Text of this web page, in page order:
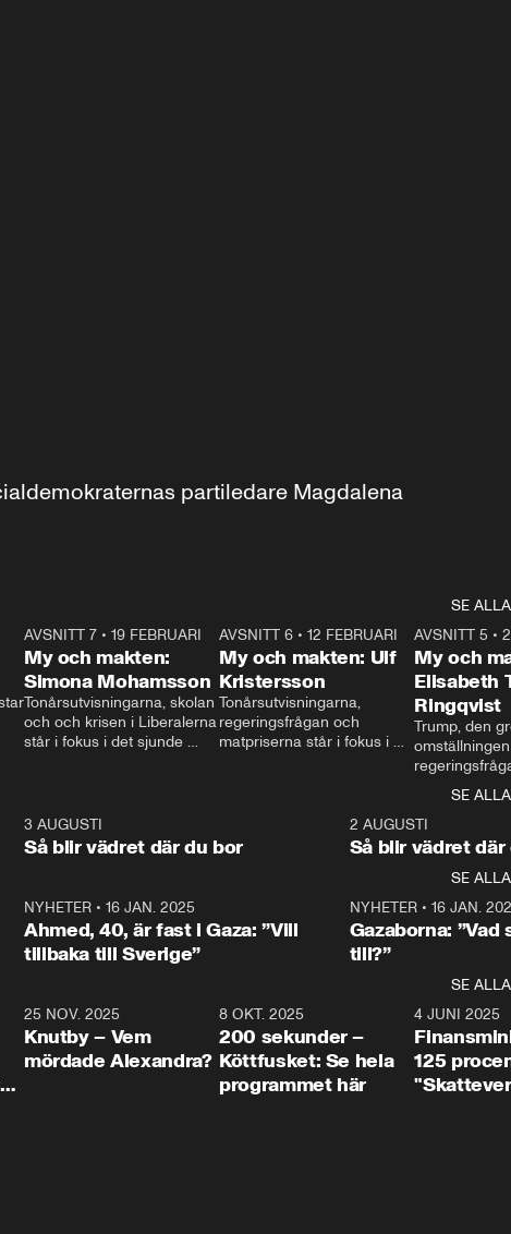
partiledare Magdalena
SE ALLA
24:30
AVSNITT 7• 19 FEBRUARI
My och makten:
Simona Mohamsson
Tonårsutvisningarna, skolan
och och krisen i Liberalerna
står i fokus i det sjunde
kommentator My
Rohwedder ställer
utbildnings- och
Mohamsson till svars.
27:30
AVSNITT 6 •12 FEBRUARI
My och makten: Ulf
Kristersson
Tonårsutvisningarna,
regeringsfrågan och
matpriserna står i fokus i
Rohwedder ställer
statsminister Ulf Kristersson
AVSNITT 5 •
My och
Elisabeth
Ringqvist
Trump, den
centrum i
avsnittet av
Makten”. Se
Aftonbladets
Rohwedder
Thand Ring
SE ALLA
3 AUGUSTI
Så blir vädret där du bor
2 AUGUSTI
Så blir vädret där
SE ALLA
NYHETER• 16 JAN. 2025
Ahmed, 40, är fast i Gaza: ”Vill
tillbaka till Sverige”
NYHETER• 16 JAN.
Gazaborna:
till?”
SE ALLA
31:05
25 NOV. 2025
Knutby – Vem
mördade Alexandra?
4:29
8 OKT. 2025
200 sekunder –
Köttfusket: Se hela
programmet här
4 JUNI 2025
125